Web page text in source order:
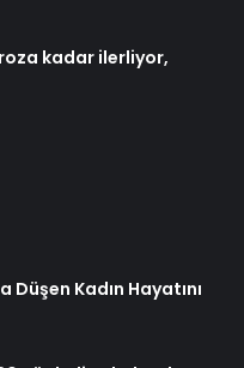
kadar ilerliyor,
Düşen Kadın Hayatını